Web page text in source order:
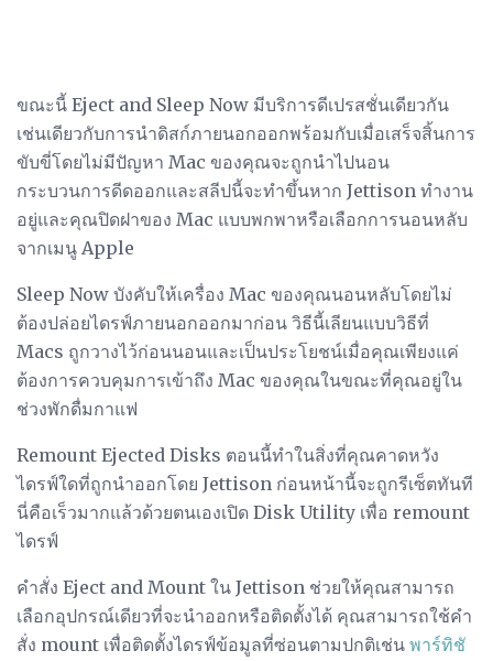
ขณะนี้ Eject and Sleep Now มีบริการดีเปรสชั่นเดียวกัน
เช่นเดียวกับการนำดิสก์ภายนอกออกพร้อมกับเมื่อเสร็จสิ้นการ
ขับขี่โดยไม่มีปัญหา Mac ของคุณจะถูกนำไปนอน
กระบวนการดีดออกและสลีปนี้จะทำขึ้นหาก Jettison ทำงาน
อยู่และคุณปิดฝาของ Mac แบบพกพาหรือเลือกการนอนหลับ
จากเมนู Apple
Sleep Now บังคับให้เครื่อง Mac ของคุณนอนหลับโดยไม่
ต้องปล่อยไดรฟ์ภายนอกออกมาก่อน วิธีนี้เลียนแบบวิธีที่
Macs ถูกวางไว้ก่อนนอนและเป็นประโยชน์เมื่อคุณเพียงแค่
ต้องการควบคุมการเข้าถึง Mac ของคุณในขณะที่คุณอยู่ใน
ช่วงพักดื่มกาแฟ
Remount Ejected Disks ตอนนี้ทำในสิ่งที่คุณคาดหวัง
ไดรฟ์ใดที่ถูกนำออกโดย Jettison ก่อนหน้านี้จะถูกรีเซ็ตทันที
นี่คือเร็วมากแล้วด้วยตนเองเปิด Disk Utility เพื่อ remount
ไดรฟ์
คำสั่ง Eject and Mount ใน Jettison ช่วยให้คุณสามารถ
เลือกอุปกรณ์เดียวที่จะนำออกหรือติดตั้งได้ คุณสามารถใช้คำ
สั่ง mount เพื่อติดตั้งไดรฟ์ข้อมูลที่ซ่อนตามปกติเช่น พาร์ทิชั